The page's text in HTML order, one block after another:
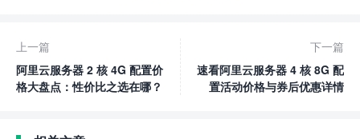
上一篇
阿里云服务器 2 核 4G 配置价
格大盘点：性价比之选在哪？
下一篇
速看阿里云服务器 4 核 8G 配
置活动价格与券后优惠详情